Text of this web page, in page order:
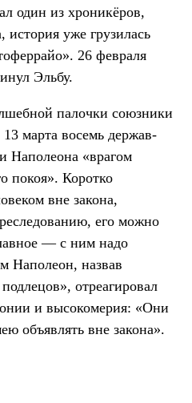
один из хроникёров,
история уже грузилась
26 февраля
Эльбу.
палочки союзники
марта восемь держав-
Наполеона «врагом
покоя». Коротко
вне закона,
его можно
— с ним надо
Наполеон, назвав
отреагировал
и высокомерия: «Они
объявлять вне закона».